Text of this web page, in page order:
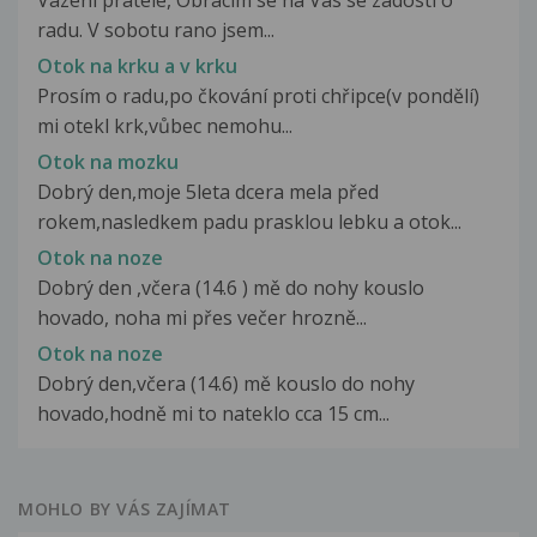
radu. V sobotu rano jsem...
Otok na krku a v krku
Prosím o radu,po čkování proti chřipce(v pondělí)
mi otekl krk,vůbec nemohu...
Otok na mozku
Dobrý den,moje 5leta dcera mela před
rokem,nasledkem padu prasklou lebku a otok...
Otok na noze
Dobrý den ,včera (14.6 ) mě do nohy kouslo
hovado, noha mi přes večer hrozně...
Otok na noze
Dobrý den,včera (14.6) mě kouslo do nohy
hovado,hodně mi to nateklo cca 15 cm...
MOHLO BY VÁS ZAJÍMAT